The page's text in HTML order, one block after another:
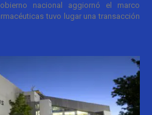
nacional aggiornó el marco
tuvo lugar una transacción